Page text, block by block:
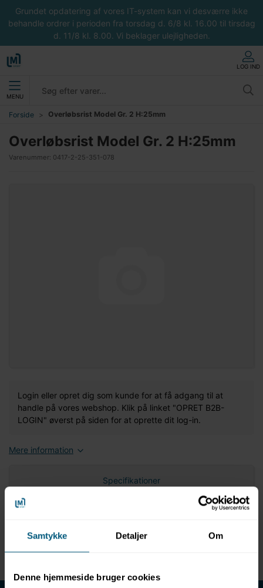
Samtykke Detaljer Om
Denne hjemmeside bruger cookies
Grundet opdatering af vores IT-system kan vi desværre ikke
behandle ordrer i perioden fra torsdag d. 6/8 kl. 16.00 til tirsdag
d. 11/8 kl. 8.00. Vi beklager ulejligheden.
LOG IND
MENU
Forside Overløbsrist Model Gr. 2 H:25mm
Overløbsrist Model Gr. 2 H:25mm
Varenummer: 0417-2-25-351-078
Login eller opret dig som kunde for at få adgang til at
handle på vores webshop. Klik på linket "OPRET B2B-
LOGIN" øverst på siden for at oprette dit log-in.
Mere information
Specifikationer
Enhed